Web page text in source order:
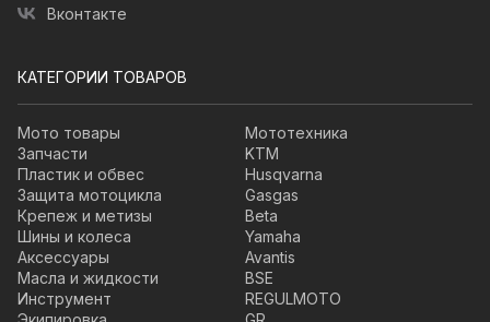
Вконтакте
КАТЕГОРИИ ТОВАРОВ
Мото товары
Запчасти
Пластик и обвес
Защита мотоцикла
Крепеж и метизы
Шины и колеса
Аксессуары
Масла и жидкости
Инструмент
Мототехника
KTM
Husqvarna
Gasgas
Beta
Yamaha
Avantis
BSE
REGULMOTO